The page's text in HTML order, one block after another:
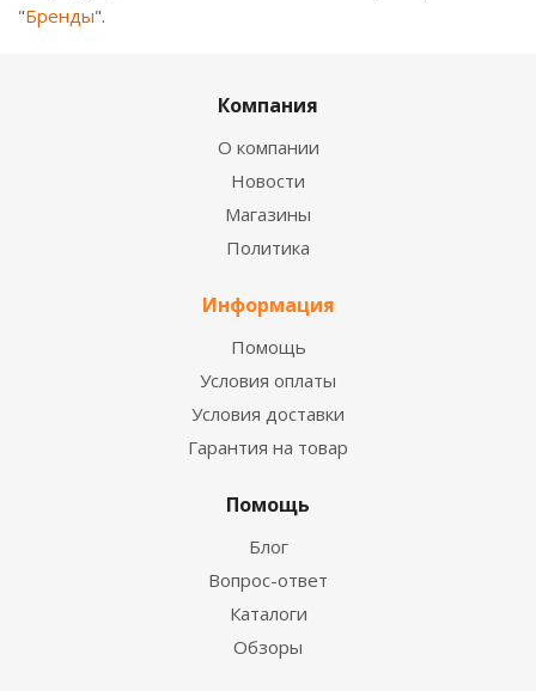
"Бренды".
Компания
О компании
Новости
Магазины
Политика
Информация
Помощь
Условия оплаты
Условия доставки
Гарантия на товар
Помощь
Блог
Вопрос-ответ
Каталоги
Обзоры